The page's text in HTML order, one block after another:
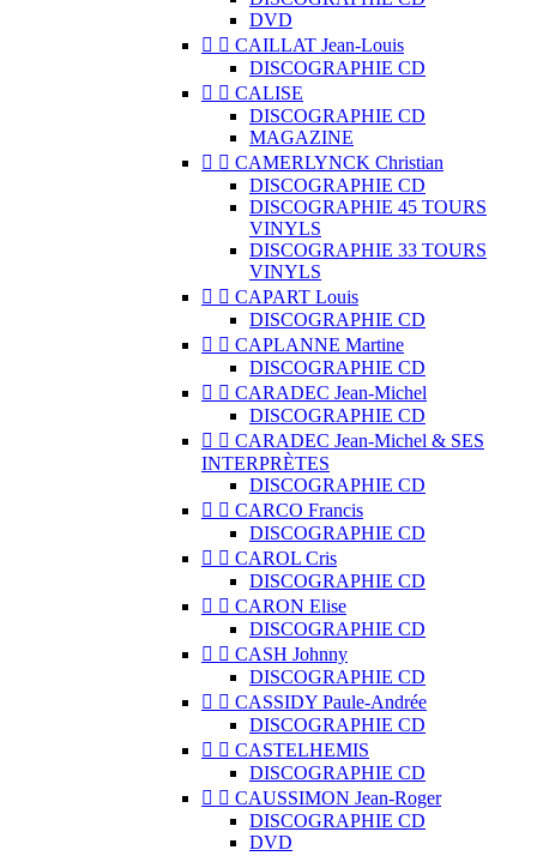
DVD
  CAILLAT Jean-Louis
DISCOGRAPHIE CD
  CALISE
DISCOGRAPHIE CD
MAGAZINE
  CAMERLYNCK Christian
DISCOGRAPHIE CD
DISCOGRAPHIE 45 TOURS
VINYLS
DISCOGRAPHIE 33 TOURS
VINYLS
  CAPART Louis
DISCOGRAPHIE CD
  CAPLANNE Martine
DISCOGRAPHIE CD
  CARADEC Jean-Michel
DISCOGRAPHIE CD
  CARADEC Jean-Michel & SES
INTERPRÈTES
DISCOGRAPHIE CD
  CARCO Francis
DISCOGRAPHIE CD
  CAROL Cris
DISCOGRAPHIE CD
  CARON Elise
DISCOGRAPHIE CD
  CASH Johnny
DISCOGRAPHIE CD
  CASSIDY Paule-Andrée
DISCOGRAPHIE CD
  CASTELHEMIS
DISCOGRAPHIE CD
  CAUSSIMON Jean-Roger
DISCOGRAPHIE CD
DVD